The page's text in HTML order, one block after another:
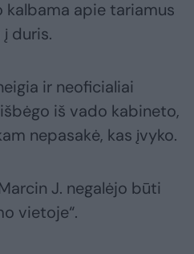
kalbama apie tariamus
duris.
ir neoficialiai
iš vado kabineto,
nepasakė, kas įvyko.
J. negalėjo būti
vietoje“.